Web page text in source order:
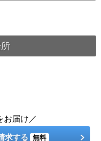
お届け／
求する 無料